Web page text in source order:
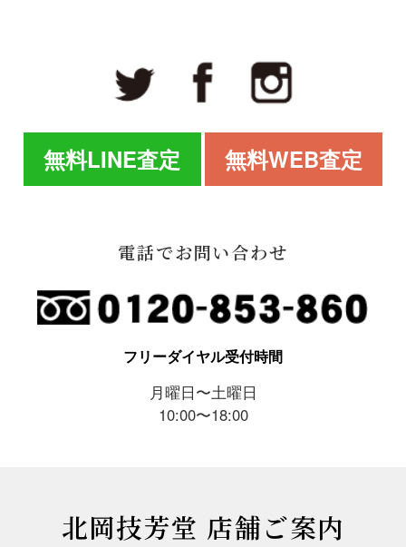
無料LINE査定 無料WEB査定
電話でお問い合わせ
フリーダイヤル受付時間
月曜日〜土曜日
10:00〜18:00
北岡技芳堂 店舗ご案内